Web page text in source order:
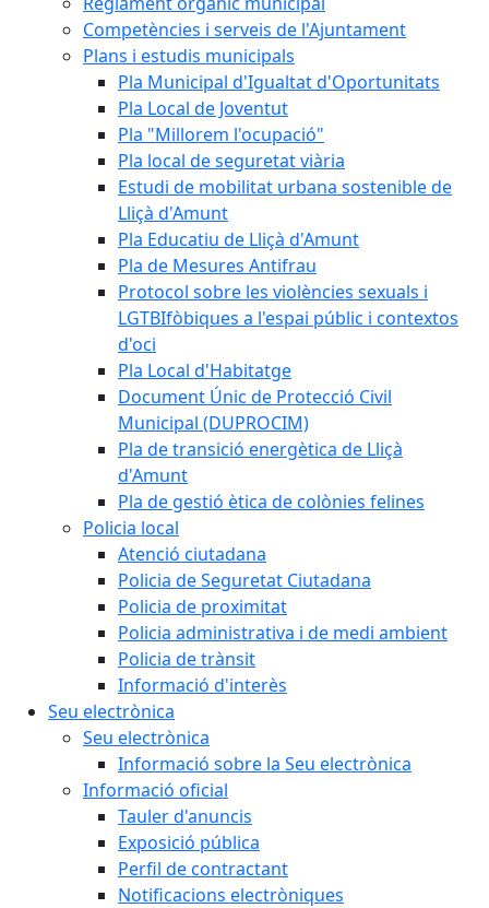
Competències i serveis de l'Ajuntament
Plans i estudis municipals
Pla Municipal d'Igualtat d'Oportunitats
Pla Local de Joventut
Pla "Millorem l'ocupació"
Pla local de seguretat viària
Estudi de mobilitat urbana sostenible de
Lliçà d'Amunt
Pla Educatiu de Lliçà d'Amunt
Pla de Mesures Antifrau
Protocol sobre les violències sexuals i
LGTBIfòbiques a l'espai públic i contextos
d'oci
Pla Local d'Habitatge
Document Únic de Protecció Civil
Municipal (DUPROCIM)
Pla de transició energètica de Lliçà
d'Amunt
Pla de gestió ètica de colònies felines
Policia local
Atenció ciutadana
Policia de Seguretat Ciutadana
Policia de proximitat
Policia administrativa i de medi ambient
Policia de trànsit
Informació d'interès
Seu electrònica
Seu electrònica
Informació sobre la Seu electrònica
Informació oficial
Tauler d'anuncis
Exposició pública
Perfil de contractant
Notificacions electròniques